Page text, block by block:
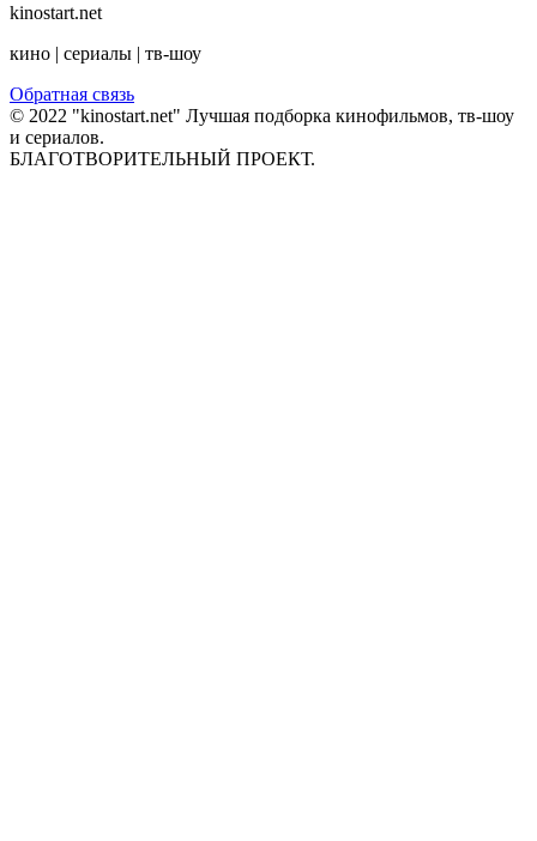
kinostart.net
кино | сериалы | тв-шоу
Обратная связь
© 2022 "kinostart.net" Лучшая подборка кинофильмов, тв-шоу
и сериалов.
БЛАГОТВОРИТЕЛЬНЫЙ ПРОЕКТ.